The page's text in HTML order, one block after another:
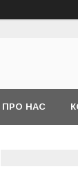
ПРО НАС